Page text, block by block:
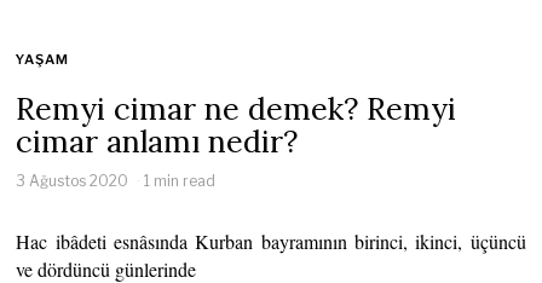
YAŞAM
Remyi cimar ne demek? Remyi
cimar anlamı nedir?
3 Ağustos 2020 1 min read
Hac ibâdeti esnâsında Kurban bayramının birinci, ikinci, üçüncü
ve dördüncü günlerinde